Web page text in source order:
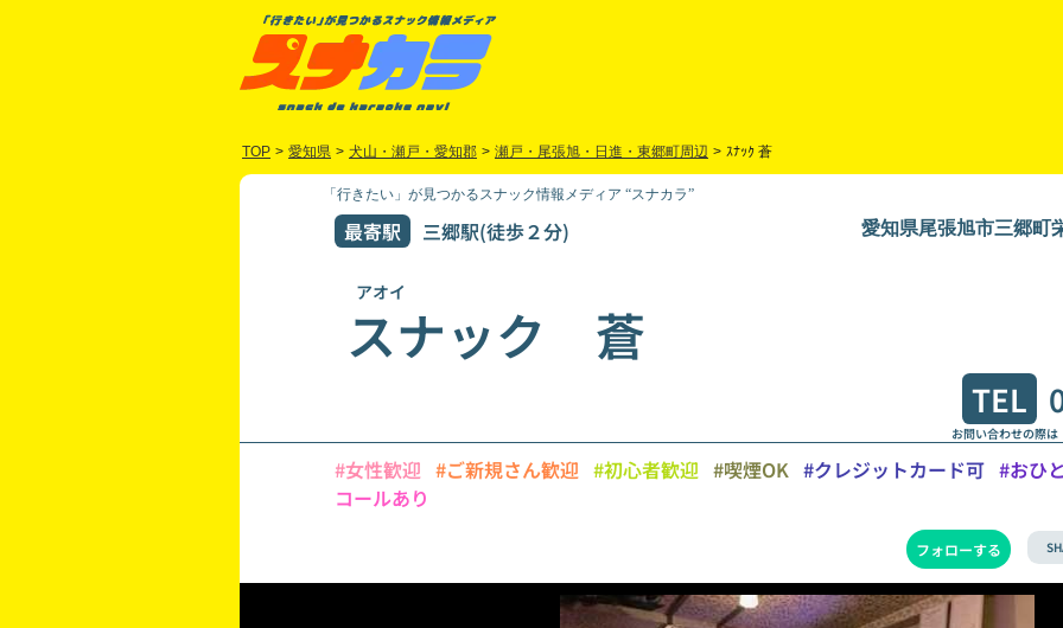
TOP > 愛知県 > 犬山・瀬戸・愛知郡 > 瀬戸・尾張旭・日進・東郷町周辺 > ｽﾅｯｸ 蒼
「行きたい」が見つかるスナック情報メディア “スナカラ”
最寄駅 三郷駅(徒歩２分) 愛知県尾張旭市三郷町
アオイ
スナック 蒼
TEL
お問い合わせの際
#女性歓迎 #ご新規さん歓迎 #初心者歓迎 #喫煙OK #クレジットカード可 #おひ
コールあり
フォローする